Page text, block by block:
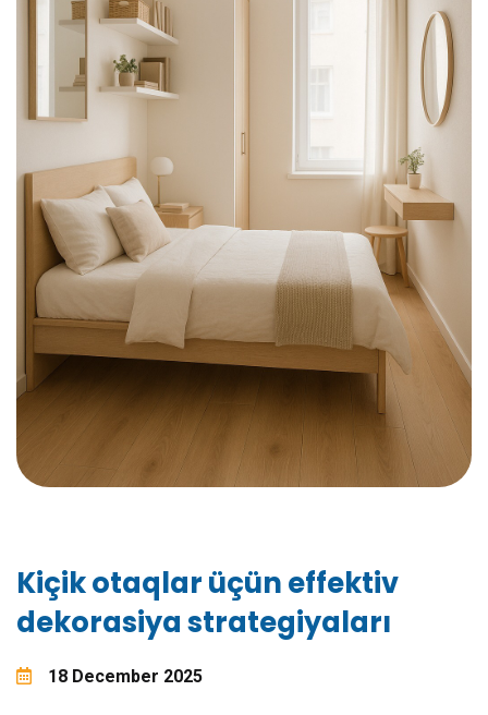
Kiçik otaqlar üçün effektiv
dekorasiya strategiyaları
18 December 2025